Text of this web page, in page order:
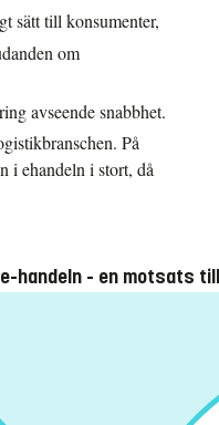
sätt till konsumenter,
om
avseende snabbhet.
På
i ehandeln i stort, då
handeln - en motsats